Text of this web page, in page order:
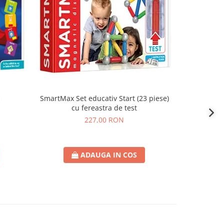
SmartMax Set educativ Start (23 piese)
cu fereastra de test
227,00 RON
ADAUGA IN COS